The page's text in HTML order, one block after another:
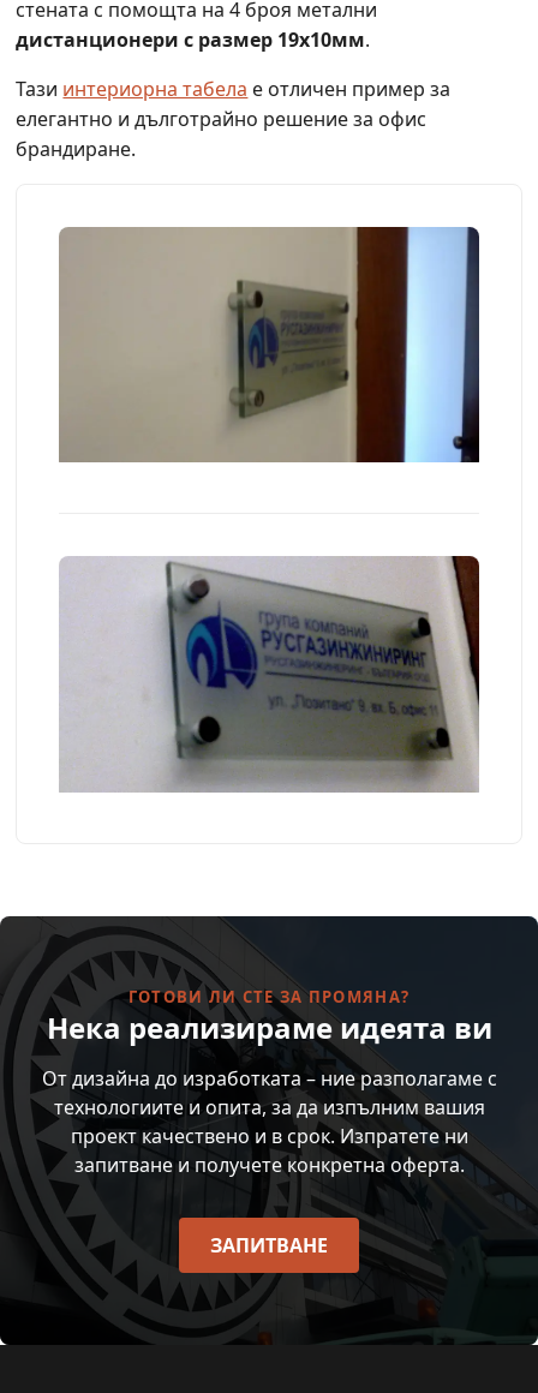
стената с помощта на 4 броя метални
дистанционери с размер 19x10мм.
Тази интериорна табела е отличен пример за
елегантно и дълготрайно решение за офис
брандиране.
ГОТОВИ ЛИ СТЕ ЗА ПРОМЯНА?
Нека реализираме идеята ви
От дизайна до изработката – ние разполагаме с
технологиите и опита, за да изпълним вашия
проект качествено и в срок. Изпратете ни
запитване и получете конкретна оферта.
ЗАПИТВАНЕ